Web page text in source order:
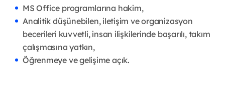
MS Office programlarına hakim,
Analitik düşünebilen, iletişim ve organizasyon
becerileri kuvvetli, insan ilişkilerinde başarılı, takım
çalışmasına yatkın,
Öğrenmeye ve gelişime açık.